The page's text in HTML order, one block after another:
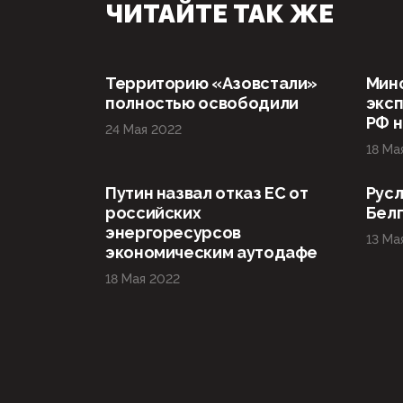
ЧИТАЙТЕ ТАК ЖЕ
Территорию «Азовстали»
полностью освободили
24 Мая 2022
РФ
18
Путин назвал отказ ЕС от
российских
энергоресурсов
экономическим аутодафе
18 Мая 2022
13